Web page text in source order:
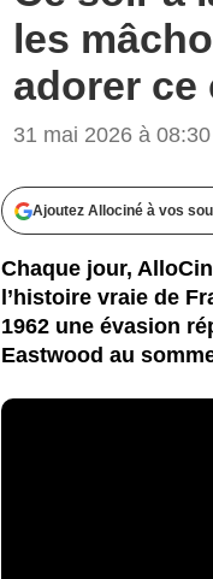
les
adorer ce
31 mai 2026 à 08:30
Ajoutez Allociné à vos
Chaque jour,
l’histoire vraie de
1962 une évasion
Eastwood au